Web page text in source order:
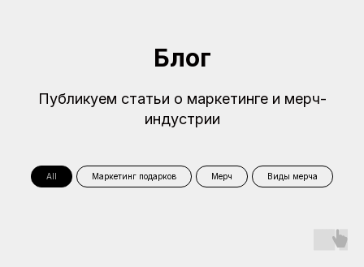
Блог
Публикуем статьи о маркетинге и мерч-
индустрии
All Маркетинг подарков Мерч Виды мерча